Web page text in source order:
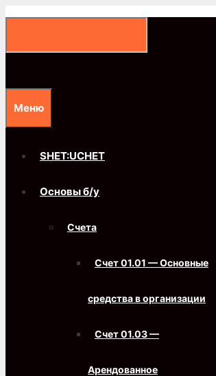
Меню
SHET:UCHET
Основы б/у
Счета
Счет 01.01 — Основные
средства в организации
Счет 01.03 —
Арендованное